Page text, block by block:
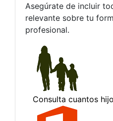
Asegúrate de incluir
relevante sobre tu
profesional.